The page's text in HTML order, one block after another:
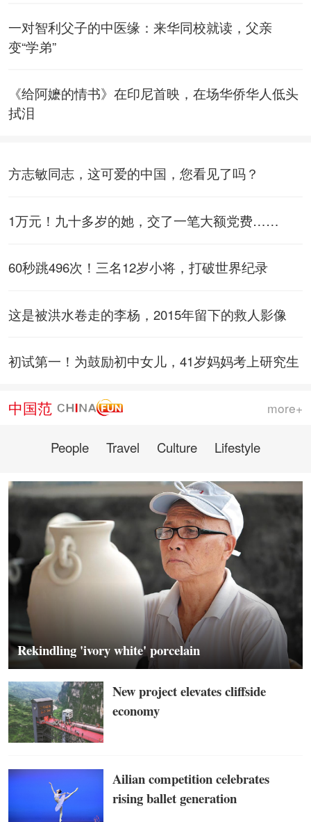
一对智利父子的中医缘：来华同校就读，父亲
变“学弟”
《给阿嬷的情书》在印尼首映，在场华侨华人低头
拭泪
方志敏同志，这可爱的中国，您看见了吗？
1万元！九十多岁的她，交了一笔大额党费……
60秒跳496次！三名12岁小将，打破世界纪录
这是被洪水卷走的李杨，2015年留下的救人影像
初试第一！为鼓励初中女儿，41岁妈妈考上研究生
中国范 more+
People Travel Culture Lifestyle
Rekindling 'ivory white' porcelain
New project elevates cliffside
economy
Ailian competition celebrates
rising ballet generation